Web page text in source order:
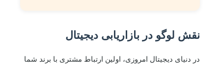
نقش لوگو در بازاریابی دیجیتال
در دنیای دیجیتال امروزی، اولین ارتباط مشتری با برند شما